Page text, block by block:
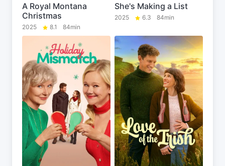
A Royal Montana
Christmas
2025 8.1 84min
She's Making a List
2025 6.3 84min